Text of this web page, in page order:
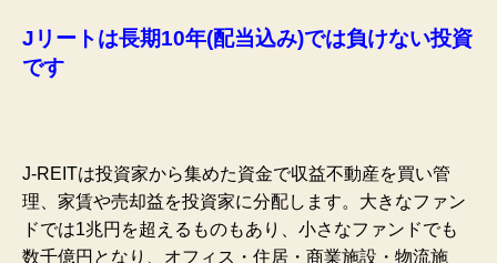
Jリートは長期10年(配当込み)では負けない投資
です
J-REITは投資家から集めた資金で収益不動産を買い管
理、家賃や売却益を投資家に分配します。大きなファン
ドでは1兆円を超えるものもあり、小さなファンドでも
数千億円となり、オフィス・住居・商業施設・物流施